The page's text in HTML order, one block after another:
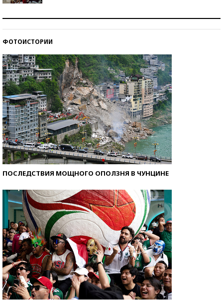
ФОТОИСТОРИИ
ПОСЛЕДСТВИЯ МОЩНОГО ОПОЛЗНЯ В ЧУНЦИНЕ